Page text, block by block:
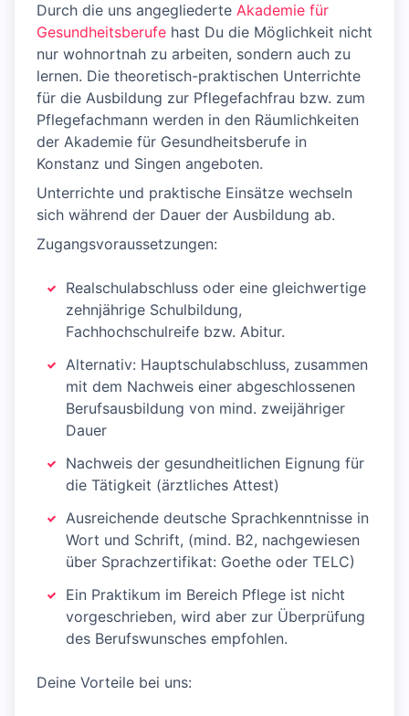
Durch die uns angegliederte Akademie für
Gesundheitsberufe hast Du die Möglichkeit nicht
nur wohnortnah zu arbeiten, sondern auch zu
lernen. Die theoretisch-praktischen Unterrichte
für die Ausbildung zur Pflegefachfrau bzw. zum
Pflegefachmann werden in den Räumlichkeiten
der Akademie für Gesundheitsberufe in
Konstanz und Singen angeboten.
Unterrichte und praktische Einsätze wechseln
sich während der Dauer der Ausbildung ab.
Zugangsvoraussetzungen:
Realschulabschluss oder eine gleichwertige
zehnjährige Schulbildung,
Fachhochschulreife bzw. Abitur.
Alternativ: Hauptschulabschluss, zusammen
mit dem Nachweis einer abgeschlossenen
Berufsausbildung von mind. zweijähriger
Dauer
Nachweis der gesundheitlichen Eignung für
die Tätigkeit (ärztliches Attest)
Ausreichende deutsche Sprachkenntnisse in
Wort und Schrift, (mind. B2, nachgewiesen
über Sprachzertifikat: Goethe oder TELC)
Ein Praktikum im Bereich Pflege ist nicht
vorgeschrieben, wird aber zur Überprüfung
des Berufswunsches empfohlen.
Deine Vorteile bei uns: